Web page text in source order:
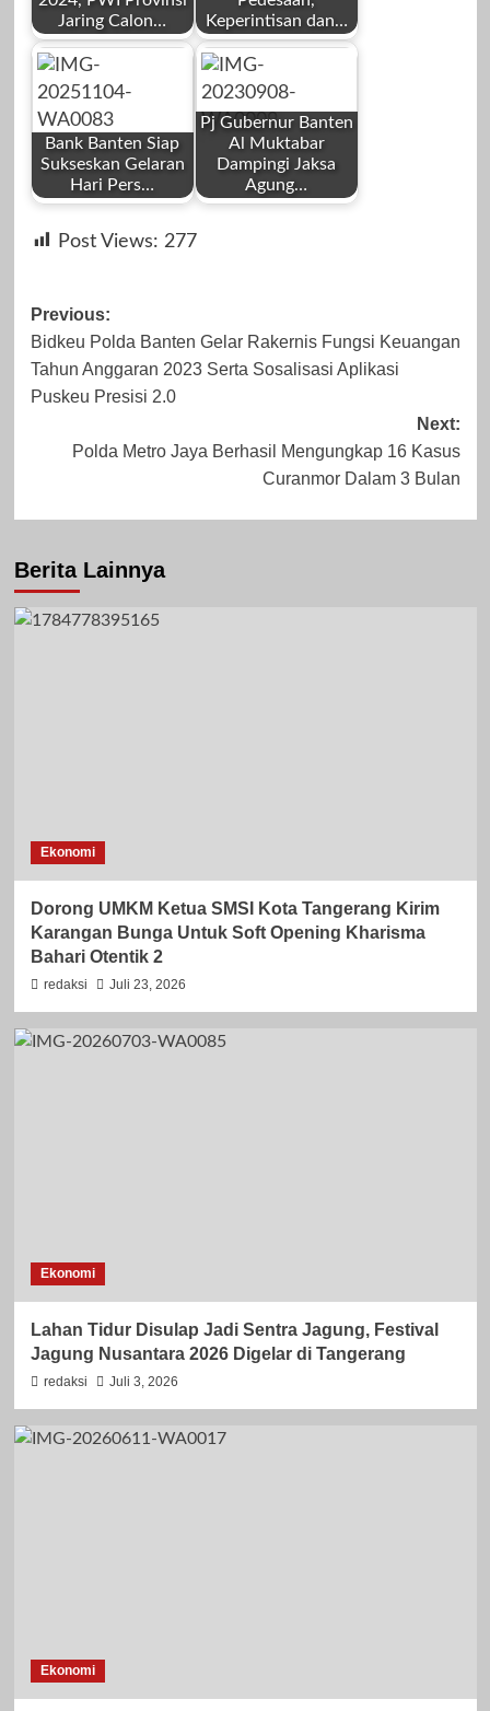
Januari 9, 2024 Juli 13, 2025
Jaring Calon…
by
Redaksi
November 6,
Keperintisan dan…
by
Redaksi
Desember 24,
Bank Banten Siap
Sukseskan Gelaran
Hari Pers…
Mahardhika News
November 4,
Pj Gubernur Banten
Al Muktabar
Dampingi Jaksa
Agung…
Redaksi
Post Views: 277
Post
navigation
Previous:
Bidkeu Polda Banten Gelar Rakernis Fungsi Keuangan
Tahun Anggaran 2023 Serta Sosalisasi Aplikasi
Puskeu Presisi 2.0
Next:
Polda Metro Jaya Berhasil Mengungkap 16 Kasus
Curanmor Dalam 3 Bulan
Berita Lainnya
Ekonomi
Dorong UMKM Ketua SMSI Kota Tangerang Kirim
Karangan Bunga Untuk Soft Opening Kharisma
Bahari Otentik 2
redaksi Juli 23, 2026
Ekonomi
Lahan Tidur Disulap Jadi Sentra Jagung, Festival
Jagung Nusantara 2026 Digelar di Tangerang
redaksi Juli 3, 2026
Ekonomi